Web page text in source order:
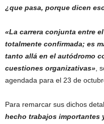
¿que pasa, porque dicen
«La carrera conjunta entre
totalmente confirmada; es
tanto allá en el autódromo
cuestiones organizativas» ,
agendada para el 23 de
Para remarcar sus dichos
hecho trabajos importantes